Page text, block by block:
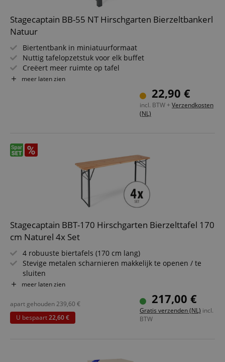
Stagecaptain BB-55 NT Hirschgarten Bierzeltbankerl
Natuur
Biertentbank in miniatuurformaat
Nuttig tafelopzetstuk voor elk buffet
Creëert meer ruimte op tafel
Afmetingen (LxBxH): 54,5 x 19,5 x 26,5 cm
meer laten zien
22,90 €
incl. BTW + Verzendkosten
(NL)
Stagecaptain BBT-170 Hirschgarten Bierzelttafel 170
cm Naturel 4x Set
4 robuuste biertafels (170 cm lang)
Stevige metalen scharnieren makkelijk te openen / te
sluiten
Gelakte oppervlakte, onderzijde onbehandeld
Eenvoudig opvouwbaar, dus makkelijk op te bergen en te
vervoeren
Donkergroen gelakte stalen frames
Tafelblad van hout
meer laten zien
217,00 €
Gratis verzenden (NL) incl.
BTW
apart gehouden239,60 €
U bespaart22,60 €